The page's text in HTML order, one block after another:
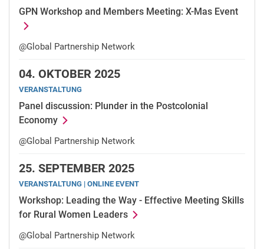
GPN Workshop and Members Meeting: X-Mas Event
@Global Partnership Network
04. OKTOBER 2025
VERANSTALTUNG
Panel discussion: Plunder in the Postcolonial
Economy
@Global Partnership Network
25. SEPTEMBER 2025
VERANSTALTUNG | ONLINE EVENT
Workshop: Leading the Way - Effective Meeting Skills
for Rural Women Leaders
@Global Partnership Network